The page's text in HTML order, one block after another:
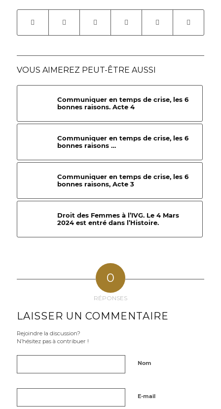
VOUS AIMEREZ PEUT-ÊTRE AUSSI
Communiquer en temps de crise, les 6
bonnes raisons. Acte 4
Communiquer en temps de crise, les 6
bonnes raisons …
Communiquer en temps de crise, les 6
bonnes raisons, Acte 3
Droit des Femmes à l’IVG. Le 4 Mars
2024 est entré dans l’Histoire.
0
RÉPONSES
LAISSER UN COMMENTAIRE
Rejoindre la discussion?
N’hésitez pas à contribuer !
Nom
E-mail